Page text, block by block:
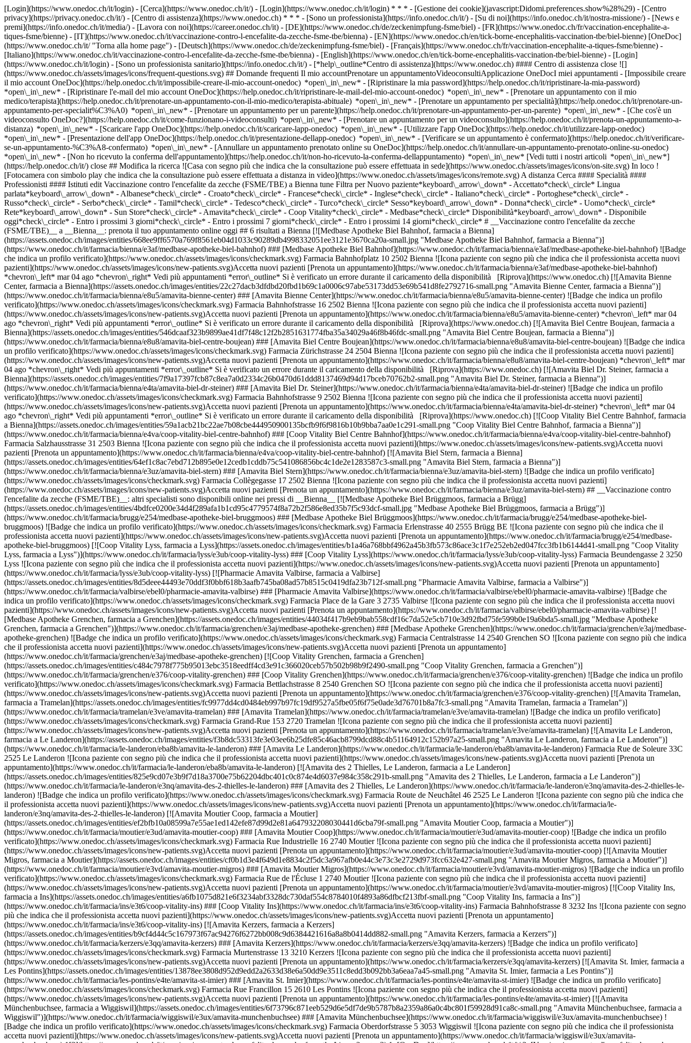
[Login](https://www.onedoc.ch/it/login) - [Cerca](https://www.onedoc.ch/it/) - [Login](https://www.onedoc.ch/it/login) * * * - [Gestione dei cookie](javascript:Didomi.preferences.show%28%29) - [Centro
privacy](https://privacy.onedoc.ch/it/) - [Centro di assistenza](https://www.onedoc.ch) * * * - [Sono un professionista](https://info.onedoc.ch/it/) - [Su di noi](https://info.onedoc.ch/it/nostra-missione/) - [News e
premi](https://info.onedoc.ch/it/media/) - [Lavora con noi](https://career.onedoc.ch/it) - [DE](https://www.onedoc.ch/de/zeckenimpfung-fsme/biel) - [FR](https://www.onedoc.ch/fr/vaccination-encephalite-a-
tiques-fsme/bienne) - [IT](https://www.onedoc.ch/it/vaccinazione-contro-l-encefalite-da-zecche-fsme-tbe/bienna) - [EN](https://www.onedoc.ch/en/tick-borne-encephalitis-vaccination-tbe/biel-bienne) [OneDoc]
(https://www.onedoc.ch/it/ "Torna alla home page") - [Deutsch](https://www.onedoc.ch/de/zeckenimpfung-fsme/biel) - [Français](https://www.onedoc.ch/fr/vaccination-encephalite-a-tiques-fsme/bienne) -
[Italiano](https://www.onedoc.ch/it/vaccinazione-contro-l-encefalite-da-zecche-fsme-tbe/bienna) - [English](https://www.onedoc.ch/en/tick-borne-encephalitis-vaccination-tbe/biel-bienne) - [Login]
(https://www.onedoc.ch/it/login) - [Sono un professionista sanitario](https://info.onedoc.ch/it/) - [*help\_outline*Centro di assistenza](https://www.onedoc.ch) #### Centro di assistenza close ![]
(https://www.onedoc.ch/assets/images/icons/frequent-questions.svg) ## Domande frequenti Il mio accountPrenotare un appuntamentoVideoconsultiApplicazione OneDocI miei appuntamenti - [Impossibile creare
il mio account OneDoc](https://help.onedoc.ch/it/impossibile-creare-il-mio-account-onedoc) *open\_in\_new* - [Ripristinare la mia password](https://help.onedoc.ch/it/ripristinare-la-mia-password)
*open\_in\_new* - [Ripristinare l'e-mail del mio account OneDoc](https://help.onedoc.ch/it/ripristinare-le-mail-del-mio-account-onedoc) *open\_in\_new* - [Prenotare un appuntamento con il mio
medico/terapista](https://help.onedoc.ch/it/prenotare-un-appuntamento-con-il-mio-medico/terapista-abituale) *open\_in\_new* - [Prenotare un appuntamento per specialità](https://help.onedoc.ch/it/prenotare-un-
appuntamento-per-specialit%C3%A0) *open\_in\_new* - [Prenotare un appuntamento per un parente](https://help.onedoc.ch/it/prenotare-un-appuntamento-per-un-parente) *open\_in\_new* - [Che cos'è un
videoconsulto OneDoc?](https://help.onedoc.ch/it/come-funzionano-i-videoconsulti) *open\_in\_new* - [Prenotare un appuntamento per un videoconsulto](https://help.onedoc.ch/it/prenota-un-appuntamento-a-
distanza) *open\_in\_new* - [Scaricare l'app OneDoc](https://help.onedoc.ch/it/scaricare-lapp-onedoc) *open\_in\_new* - [Utilizzare l'app OneDoc](https://help.onedoc.ch/it/utilizzare-lapp-onedoc)
*open\_in\_new* - [Presentazione dell'app OneDoc](https://help.onedoc.ch/it/presentazione-dellapp-onedoc) *open\_in\_new* - [Verificare se un appuntamento è confermato](https://help.onedoc.ch/it/verificare-se-un-appuntamento-%C3%A8-confermato) *open\_in\_new* - [Annullare un appuntamento prenotato online su OneDoc](https://help.onedoc.ch/it/annullare-un-appuntamento-prenotato-online-su-onedoc) *open\_in\_new* - [Non ho ricevuto la conferma dell'appuntamento](https://help.onedoc.ch/it/non-ho-ricevuto-la-conferma-dellappuntamento) *open\_in\_new* [Vedi tutti i nostri articoli *open\_in\_new*](https://help.onedoc.ch/it/) close ## Modifica la ricerca ![Casa con segno più che indica che la consultazione può essere effettuata in sede](https://www.onedoc.ch/assets/images/icons/on-site.svg) In loco ![Fotocamera con simbolo play che indica che la consultazione può essere effettuata a distanza in video](https://www.onedoc.ch/assets/images/icons/remote.svg) A distanza Cerca #### Specialità #### Professionisti #### Istituti edit Vaccinazione contro l'encefalite da zecche (FSME/TBE) a Bienna tune Filtra per Nuovo paziente*keyboard\_arrow\_down* - Accettato*check\_circle* Lingua parlata*keyboard\_arrow\_down* - Albanese*check\_circle* - Croato*check\_circle* - Francese*check\_circle* - Inglese*check\_circle* - Italiano*check\_circle* - Portoghese*check\_circle* - Russo*check\_circle* - Serbo*check\_circle* - Tamil*check\_circle* - Tedesco*check\_circle* - Turco*check\_circle* Sesso*keyboard\_arrow\_down* - Donna*check\_circle* - Uomo*check\_circle* Rete*keyboard\_arrow\_down* - Sun Store*check\_circle* - Amavita*check\_circle* - Coop Vitality*check\_circle* - Medbase*check\_circle* Disponibilità*keyboard\_arrow\_down* - Disponibile oggi*check\_circle* - Entro i prossimi 3 giorni*check\_circle* - Entro i prossimi 7 giorni*check\_circle* - Entro i prossimi 14 giorni*check\_circle* # __Vaccinazione contro l'encefalite da zecche (FSME/TBE)__ a __Bienna__: prenota il tuo appuntamento online oggi ## 6 risultati a Bienna [![Medbase Apotheke Biel Bahnhof, farmacia a Bienna](https://assets.onedoc.ch/images/entities/668ee9ff6570a769f8561eb04d1033c90289db4998332051ee3121e3670ca20a-small.jpg "Medbase Apotheke Biel Bahnhof, farmacia a Bienna")](https://www.onedoc.ch/it/farmacia/bienna/e3af/medbase-apotheke-biel-bahnhof) ### [Medbase Apotheke Biel Bahnhof](https://www.onedoc.ch/it/farmacia/bienna/e3af/medbase-apotheke-biel-bahnhof) ![Badge che indica un profilo verificato](https://www.onedoc.ch/assets/images/icons/checkmark.svg) Farmacia Bahnhofplatz 10 2502 Bienna ![Icona paziente con segno più che indica che il professionista accetta nuovi pazienti](https://www.onedoc.ch/assets/images/icons/new-patients.svg)Accetta nuovi pazienti [Prenota un appuntamento](https://www.onedoc.ch/it/farmacia/bienna/e3af/medbase-apotheke-biel-bahnhof) *chevron\_left* mar 04 ago *chevron\_right* Vedi più appuntamenti *error\_outline* Si è verificato un errore durante il caricamento della disponibilità [Riprova](https://www.onedoc.ch) [![Amavita Bienne Center, farmacia a Bienna](https://assets.onedoc.ch/images/entities/22c27dacb3dfdbd20fbd1b69c1a0006c97abe53173dd53e69b541d8fe2792716-small.png "Amavita Bienne Center, farmacia a Bienna")](https://www.onedoc.ch/it/farmacia/bienna/e8u5/amavita-bienne-center) ### [Amavita Bienne Center](https://www.onedoc.ch/it/farmacia/bienna/e8u5/amavita-bienne-center) ![Badge che indica un profilo verificato](https://www.onedoc.ch/assets/images/icons/checkmark.svg) Farmacia Bahnhofstrasse 16 2502 Bienna ![Icona paziente con segno più che indica che il professionista accetta nuovi pazienti](https://www.onedoc.ch/assets/images/icons/new-patients.svg)Accetta nuovi pazienti [Prenota un appuntamento](https://www.onedoc.ch/it/farmacia/bienna/e8u5/amavita-bienne-center) *chevron\_left* mar 04 ago *chevron\_right* Vedi più appuntamenti *error\_outline* Si è verificato un errore durante il caricamento della disponibilità [Riprova](https://www.onedoc.ch) [![Amavita Biel Centre Boujean, farmacia a Bienna](https://assets.onedoc.ch/images/entities/546dcaaf323b9899ae41df7f48c12f2b2851631774fba35a34029a46f8b46fdc-small.png "Amavita Biel Centre Boujean, farmacia a Bienna")](https://www.onedoc.ch/it/farmacia/bienna/e8u8/amavita-biel-centre-boujean) ### [Amavita Biel Centre Boujean](https://www.onedoc.ch/it/farmacia/bienna/e8u8/amavita-biel-centre-boujean) ![Badge che indica un profilo verificato](https://www.onedoc.ch/assets/images/icons/checkmark.svg) Farmacia Zürichstrasse 24 2504 Bienna ![Icona paziente con segno più che indica che il professionista accetta nuovi pazienti](https://www.onedoc.ch/assets/images/icons/new-patients.svg)Accetta nuovi pazienti [Prenota un appuntamento](https://www.onedoc.ch/it/farmacia/bienna/e8u8/amavita-biel-centre-boujean) *chevron\_left* mar 04 ago *chevron\_right* Vedi più appuntamenti *error\_outline* Si è verificato un errore durante il caricamento della disponibilità [Riprova](https://www.onedoc.ch) [![Amavita Biel Dr. Steiner, farmacia a Bienna](https://assets.onedoc.ch/images/entities/7f9a17397fcb87c8ea7a0d2334c26b0470d61ddd8137469d94d17bceb70762b2-small.png "Amavita Biel Dr. Steiner, farmacia a Bienna")](https://www.onedoc.ch/it/farmacia/bienna/e4ta/amavita-biel-dr-steiner) ### [Amavita Biel Dr. Steiner](https://www.onedoc.ch/it/farmacia/bienna/e4ta/amavita-biel-dr-steiner) ![Badge che indica un profilo verificato](https://www.onedoc.ch/assets/images/icons/checkmark.svg) Farmacia Bahnhofstrasse 9 2502 Bienna ![Icona paziente con segno più che indica che il professionista accetta nuovi pazienti](https://www.onedoc.ch/assets/images/icons/new-patients.svg)Accetta nuovi pazienti [Prenota un appuntamento](https://www.onedoc.ch/it/farmacia/bienna/e4ta/amavita-biel-dr-steiner) *chevron\_left* mar 04 ago *chevron\_right* Vedi più appuntamenti *error\_outline* Si è verificato un errore durante il caricamento della disponibilità [Riprova](https://www.onedoc.ch) [![Coop Vitality Biel Centre Bahnhof, farmacia a Bienna](https://assets.onedoc.ch/images/entities/59a1acb21bc22ae7b08cbe444950900135bcfb9f6f9816b10b9bba7aa0e1c291-small.png "Coop Vitality Biel Centre Bahnhof, farmacia a Bienna")](https://www.onedoc.ch/it/farmacia/bienna/e4va/coop-vitality-biel-centre-bahnhof) ### [Coop Vitality Biel Centre Bahnhof](https://www.onedoc.ch/it/farmacia/bienna/e4va/coop-vitality-biel-centre-bahnhof) Farmacia Salzhausstrasse 31 2503 Bienna ![Icona paziente con segno più che indica che il professionista accetta nuovi pazienti](https://www.onedoc.ch/assets/images/icons/new-patients.svg)Accetta nuovi pazienti [Prenota un appuntamento](https://www.onedoc.ch/it/farmacia/bienna/e4va/coop-vitality-biel-centre-bahnhof) [![Amavita Biel Stern, farmacia a Bienna](https://assets.onedoc.ch/images/entities/64ef1c8ac7ebd712b895e0e12cedb1cddb75c541086856bc4c1de2e1283587c3-small.png "Amavita Biel Stern, farmacia a Bienna")](https://www.onedoc.ch/it/farmacia/bienna/e3uz/amavita-biel-stern) ### [Amavita Biel Stern](https://www.onedoc.ch/it/farmacia/bienna/e3uz/amavita-biel-stern) ![Badge che indica un profilo verificato](https://www.onedoc.ch/assets/images/icons/checkmark.svg) Farmacia Collègegasse 17 2502 Bienna ![Icona paziente con segno più che indica che il professionista accetta nuovi pazienti](https://www.onedoc.ch/assets/images/icons/new-patients.svg)Accetta nuovi pazienti [Prenota un appuntamento](https://www.onedoc.ch/it/farmacia/bienna/e3uz/amavita-biel-stern) ## __Vaccinazione contro l'encefalite da zecche (FSME/TBE)__: altri specialisti sono disponibili online nei pressi di __Bienna__ [![Medbase Apotheke Biel Brüggmoos, farmacia a Brügg](https://assets.onedoc.ch/images/entities/4bdfce0200e34d4f289afa1b1cd95c4779574f8a72b2f586e8ed35b7f5c93dcf-small.jpg "Medbase Apotheke Biel Brüggmoos, farmacia a Brügg")](https://www.onedoc.ch/it/farmacia/brugg/e254/medbase-apotheke-biel-bruggmoos) ### [Medbase Apotheke Biel Brüggmoos](https://www.onedoc.ch/it/farmacia/brugg/e254/medbase-apotheke-biel-bruggmoos) ![Badge che indica un profilo verificato](https://www.onedoc.ch/assets/images/icons/checkmark.svg) Farmacia Erlenstrasse 40 2555 Brügg BE ![Icona paziente con segno più che indica che il professionista accetta nuovi pazienti](https://www.onedoc.ch/assets/images/icons/new-patients.svg)Accetta nuovi pazienti [Prenota un appuntamento](https://www.onedoc.ch/it/farmacia/brugg/e254/medbase-apotheke-biel-bruggmoos) [![Coop Vitality Lyss, farmacia a Lyss](https://assets.onedoc.ch/images/entities/b1a46a768bbf4962a45b3fb573c86ace3c1f7e252eb2ed047fcc3fb1b6144d41-small.png "Coop Vitality Lyss, farmacia a Lyss")](https://www.onedoc.ch/it/farmacia/lyss/e3ub/coop-vitality-lyss) ### [Coop Vitality Lyss](https://www.onedoc.ch/it/farmacia/lyss/e3ub/coop-vitality-lyss) Farmacia Beundengasse 2 3250 Lyss ![Icona paziente con segno più che indica che il professionista accetta nuovi pazienti](https://www.onedoc.ch/assets/images/icons/new-patients.svg)Accetta nuovi pazienti [Prenota un appuntamento](https://www.onedoc.ch/it/farmacia/lyss/e3ub/coop-vitality-lyss) [![Pharmacie Amavita Valbirse, farmacia a Valbirse](https://assets.onedoc.ch/images/entities/8d5deee44493e70ddf3f0bbf618b3aafb745ba08ad57b8515c0419dfa23b712f-small.png "Pharmacie Amavita Valbirse, farmacia a Valbirse")](https://www.onedoc.ch/it/farmacia/valbirse/ebel0/pharmacie-amavita-valbirse) ### [Pharmacie Amavita Valbirse](https://www.onedoc.ch/it/farmacia/valbirse/ebel0/pharmacie-amavita-valbirse) ![Badge che indica un profilo verificato](https://www.onedoc.ch/assets/images/icons/checkmark.svg) Farmacia Place de la Gare 3 2735 Valbirse ![Icona paziente con segno più che indica che il professionista accetta nuovi pazienti](https://www.onedoc.ch/assets/images/icons/new-patients.svg)Accetta nuovi pazienti [Prenota un appuntamento](https://www.onedoc.ch/it/farmacia/valbirse/ebel0/pharmacie-amavita-valbirse) [![Medbase Apotheke Grenchen, farmacia a Grenchen](https://assets.onedoc.ch/images/ent